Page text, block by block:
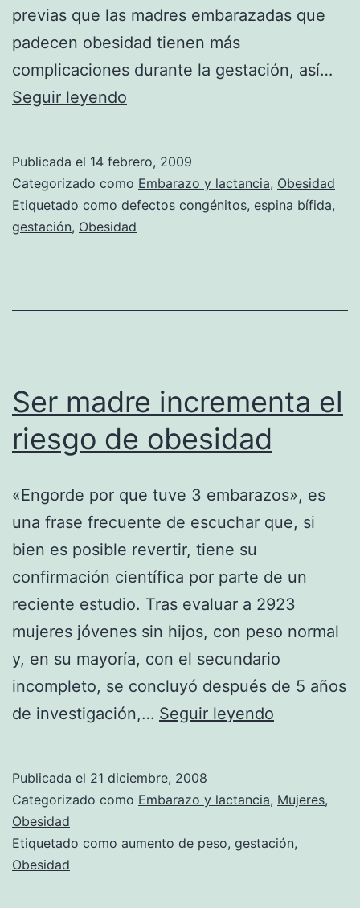
previas que las madres embarazadas que
padecen obesidad tienen más
complicaciones durante la gestación, así…
Seguir leyendo
mas
riesgo
de
Publicada el 14 febrero, 2009
Categorizado como Embarazo y lactancia, Obesidad
Etiquetado como defectos congénitos, espina bífida,
gestación, Obesidad
Ser madre incrementa el
riesgo de obesidad
«Engorde por que tuve 3 embarazos», es
una frase frecuente de escuchar que, si
bien es posible revertir, tiene su
confirmación científica por parte de un
reciente estudio. Tras evaluar a 2923
mujeres jóvenes sin hijos, con peso normal
y, en su mayoría, con el secundario
incompleto, se concluyó después de 5 años
de investigación,… Seguir leyendo
el
de
Publicada el 21 diciembre, 2008
Categorizado como Embarazo y lactancia, Mujeres,
Obesidad
Etiquetado como aumento de peso, gestación,
Obesidad